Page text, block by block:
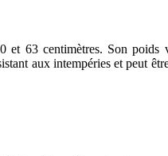
63 centimètres. Son poids
aux intempéries et peut